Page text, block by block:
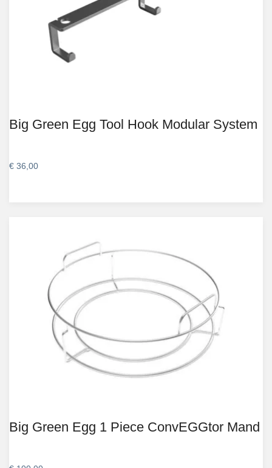
Big Green Egg Tool Hook Modular System
€ 36,00
Big Green Egg 1 Piece ConvEGGtor Mand